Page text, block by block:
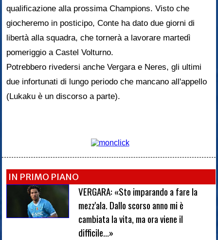
qualificazione alla prossima Champions. Visto che
giocheremo in posticipo, Conte ha dato due giorni di
libertà alla squadra, che tornerà a lavorare martedì
pomeriggio a Castel Volturno.
Potrebbero rivedersi anche Vergara e Neres, gli ultimi
due infortunati di lungo periodo che mancano all'appello
(Lukaku è un discorso a parte).
IN PRIMO PIANO
VERGARA: «Sto imparando a fare la
mezz'ala. Dallo scorso anno mi è
cambiata la vita, ma ora viene il
difficile...»